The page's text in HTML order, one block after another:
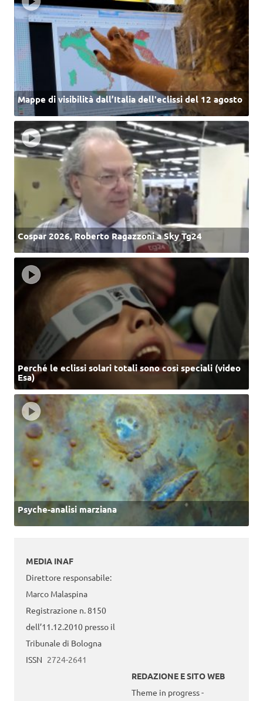
Mappe di visibilità dall’Italia dell'eclissi del 12 agosto
Cospar 2026, Roberto Ragazzoni a Sky Tg24
Perché le eclissi solari totali sono così speciali (video
Esa)
Psyche-analisi marziana
MEDIA INAF
Direttore responsabile:
Marco Malaspina
Registrazione n. 8150
dell’11.12.2010 presso il
Tribunale di Bologna
ISSN 2724-2641
REDAZIONE E SITO WEB
Theme in progress -